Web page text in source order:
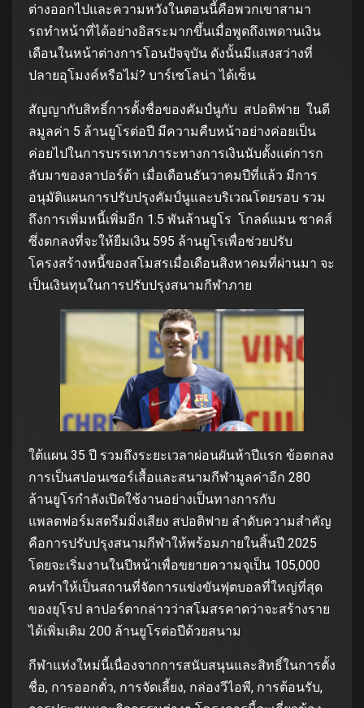
ต่างออกไปและความหวังในตอนนี้คือพวกเขาสามา
รถทําหน้าที่ได้อย่างอิสระมากขึ้นเมื่อพูดถึงเพดานเงิน
เดือนในหน้าต่างการโอนปัจจุบัน ดังนั้นมีแสงสว่างที่
ปลายอุโมงค์หรือไม่? บาร์เซโลน่า ได้เซ็น
สัญญากับสิทธิ์การตั้งชื่อของคัมป์นูกับ สปอติฟาย ในดี
ลมูลค่า 5 ล้านยูโรต่อปี มีความคืบหน้าอย่างค่อยเป็น
ค่อยไปในการบรรเทาภาระทางการเงินนับตั้งแต่การก
ลับมาของลาปอร์ต้า เมื่อเดือนธันวาคมปีที่แล้ว มีการ
อนุมัติแผนการปรับปรุงคัมป์นูและบริเวณโดยรอบ รวม
ถึงการเพิ่มหนี้เพิ่มอีก 1.5 พันล้านยูโร โกลด์แมน ซาคส์
ซึ่งตกลงที่จะให้ยืมเงิน 595 ล้านยูโรเพื่อช่วยปรับ
โครงสร้างหนี้ของสโมสรเมื่อเดือนสิงหาคมที่ผ่านมา จะ
เป็นเงินทุนในการปรับปรุงสนามกีฬาภาย
ใต้แผน 35 ปี รวมถึงระยะเวลาผ่อนผันห้าปีแรก ข้อตกลง
การเป็นสปอนเซอร์เสื้อและสนามกีฬามูลค่าอีก 280
ล้านยูโรกําลังเปิดใช้งานอย่างเป็นทางการกับ
แพลตฟอร์มสตรีมมิ่งเสียง สปอติฟาย ลําดับความสําคัญ
คือการปรับปรุงสนามกีฬาให้พร้อมภายในสิ้นปี 2025
โดยจะเริ่มงานในปีหน้าเพื่อขยายความจุเป็น 105,000
คนทําให้เป็นสถานที่จัดการแข่งขันฟุตบอลที่ใหญ่ที่สุด
ของยุโรป ลาปอร์ตากล่าวว่าสโมสรคาดว่าจะสร้างราย
ได้เพิ่มเติม 200 ล้านยูโรต่อปีด้วยสนาม
กีฬาแห่งใหม่นี้เนื่องจากการสนับสนุนและสิทธิ์ในการตั้ง
ชื่อ, การออกตั๋ว, การจัดเลี้ยง, กล่องวีไอพี, การต้อนรับ,